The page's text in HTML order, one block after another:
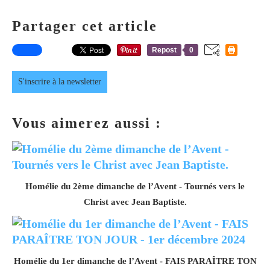
Partager cet article
Repost 0
S'inscrire à la newsletter
Vous aimerez aussi :
Homélie du 2ème dimanche de l’Avent - Tournés vers le
Christ avec Jean Baptiste.
Homélie du 1er dimanche de l’Avent - FAIS PARAÎTRE TON